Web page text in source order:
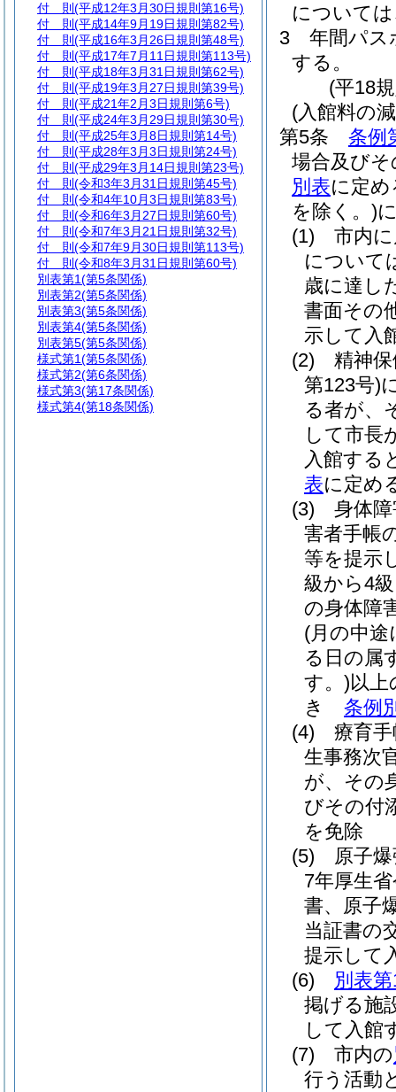
について
3
年間パス
する。
(平18
(入館料の
第5条
条例
場合及び
別表に定
を除く。)
(1)
市内
について
歳に達し
書面その
示して
(2)
精神
第123号)
る者が、
して市長
入館する
表に定め
(3)
身体
害者手帳
等を提示
級から4
の身体障
(月の中
る日の属
す。)以上
き 条例
(4)
療育
生事務次
が、その
びその付
を免除
(5)
原子
7年厚生
書、原子
当証書の
提示し
(6)
別表
掲げる施
して入
(7)
市内の
行う活動
付 則 (平成12年3月30日規則第16号)
付 則 (平成14年9月19日規則第82号)
付 則 (平成16年3月26日規則第48号)
付 則 (平成17年7月11日規則第113号)
付 則 (平成18年3月31日規則第62号)
付 則 (平成19年3月27日規則第39号)
付 則 (平成21年2月3日規則第6号)
付 則 (平成24年3月29日規則第30号)
付 則 (平成25年3月8日規則第14号)
付 則 (平成28年3月3日規則第24号)
付 則 (平成29年3月14日規則第23号)
付 則 (令和3年3月31日規則第45号)
付 則 (令和4年10月3日規則第83号)
付 則 (令和6年3月27日規則第60号)
付 則 (令和7年3月21日規則第32号)
付 則 (令和7年9月30日規則第113号)
付 則 (令和8年3月31日規則第60号)
別表第1(第5条関係)
別表第2(第5条関係)
別表第3(第5条関係)
別表第4(第5条関係)
別表第5(第5条関係)
様式第1(第5条関係)
様式第2(第6条関係)
様式第3(第17条関係)
様式第4(第18条関係)